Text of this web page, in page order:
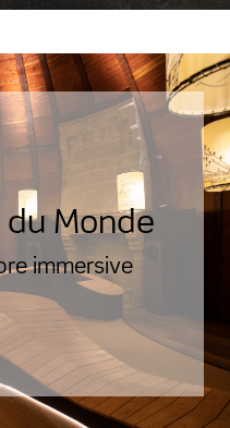
du Monde
immersive